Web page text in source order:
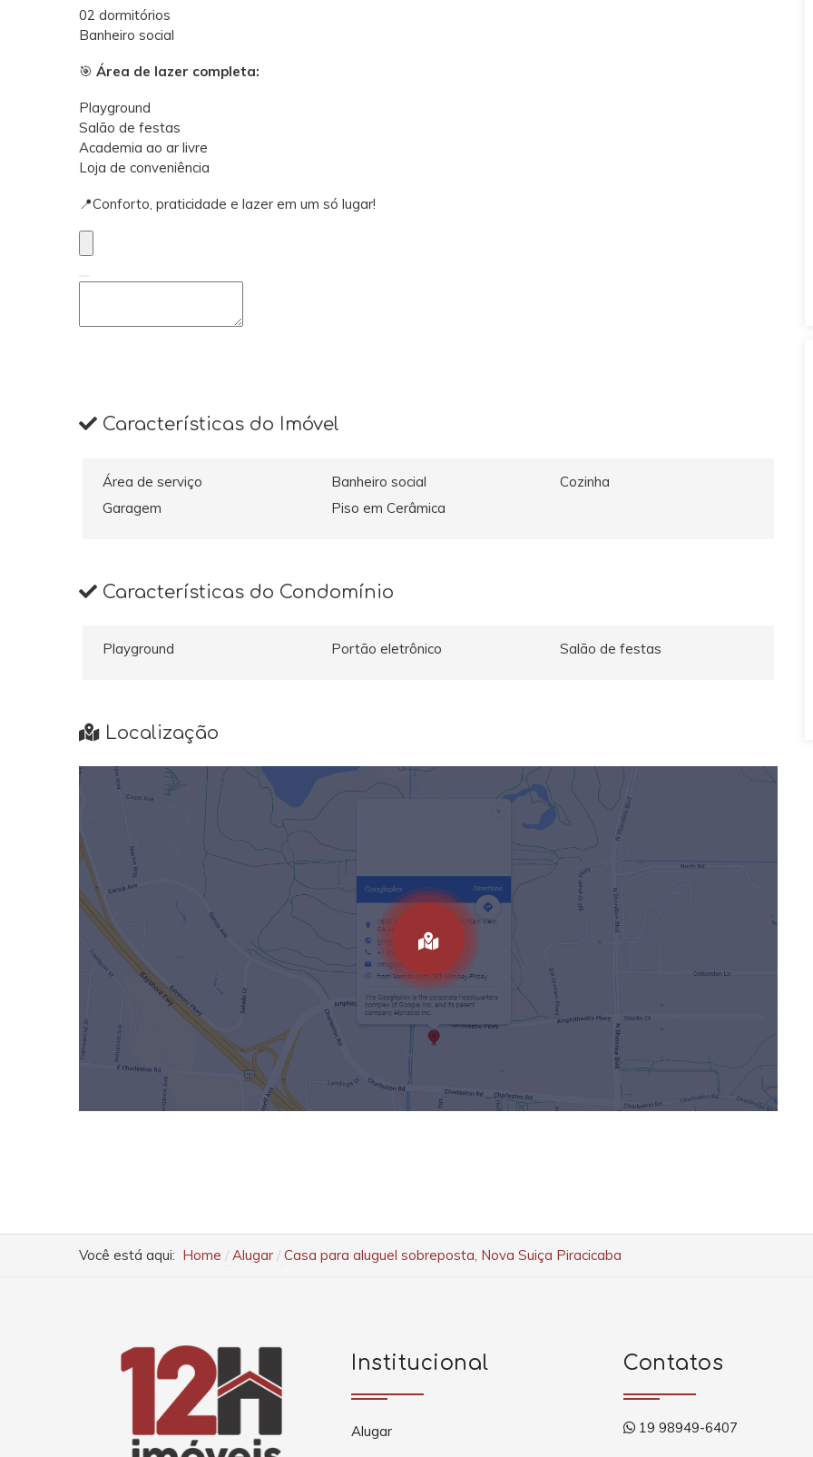
02 dormitórios
Banheiro social
🎯 Área de lazer completa:
Playground
Salão de festas
Academia ao ar livre
Loja de conveniência
📍Conforto, praticidade e lazer em um só lugar!
Características do Imóvel
Área de serviço Banheiro social
Cozinha
Garagem
Piso em Cerâmica
Características do Condomínio
Playground Portão eletrônico Salão de festas
Localização
Você está aqui: Home Alugar Casa para aluguel sobreposta, Nova Suiça Piracicaba
Institucional
Alugar
Contatos
19 98949-6407